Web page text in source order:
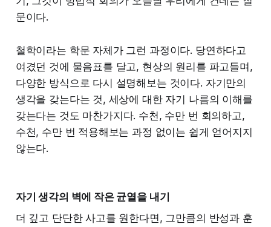
문이다.
철학이라는 학문 자체가 그런 과정이다. 당연하다고
여겼던 것에 물음표를 달고, 현상의 원리를 파고들며,
다양한 방식으로 다시 설명해보는 것이다. 자기만의
생각을 갖는다는 것, 세상에 대한 자기 나름의 이해를
갖는다는 것도 마찬가지다. 수천, 수만 번 회의하고,
수천, 수만 번 적용해보는 과정 없이는 쉽게 얻어지지
않는다.
자기 생각의 벽에 작은 균열을 내기
더 깊고 단단한 사고를 원한다면, 그만큼의 반성과 훈